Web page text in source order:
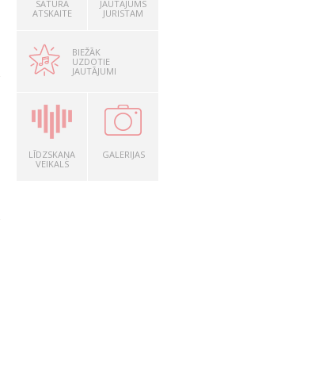
SATURA
ATSKAITE
JAUTĀJUMS
JURISTAM
BIEŽĀK
UZDOTIE
JAUTĀJUMI
LĪDZSKAŅA
VEIKALS
GALERIJAS